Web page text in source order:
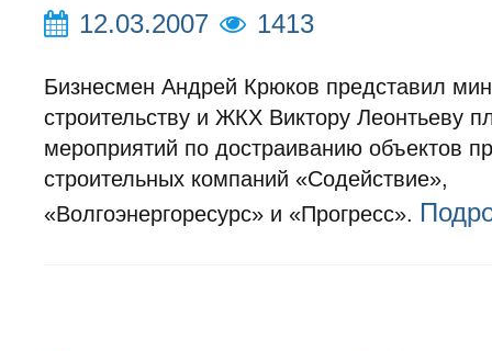
12.03.2007 1413
Бизнесмен Андрей Крюков представил
строительству и ЖКХ Виктору Леонтьеву
мероприятий по достраиванию объектов
строительных компаний «Содействие»,
«Волгоэнергоресурс» и «Прогресс».